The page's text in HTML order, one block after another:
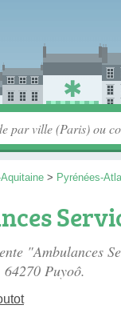
> Pyrénées-
"Ambulances
64270 Puyoô.